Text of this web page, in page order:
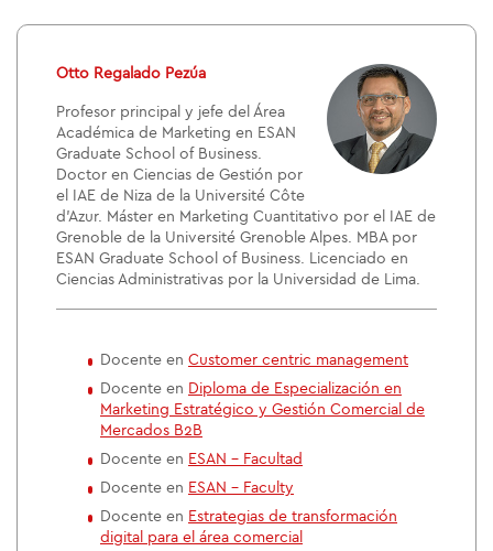
Otto Regalado Pezúa
Profesor principal y jefe del Área
Académica de Marketing en ESAN
Graduate School of Business.
Doctor en Ciencias de Gestión por
el IAE de Niza de la Université Côte
d’Azur. Máster en Marketing Cuantitativo por el IAE de
Grenoble de la Université Grenoble Alpes. MBA por
ESAN Graduate School of Business. Licenciado en
Ciencias Administrativas por la Universidad de Lima.
Docente en Customer centric management
Docente en Diploma de Especialización en
Marketing Estratégico y Gestión Comercial de
Mercados B2B
Docente en ESAN - Facultad
Docente en ESAN - Faculty
Docente en Estrategias de transformación
digital para el área comercial